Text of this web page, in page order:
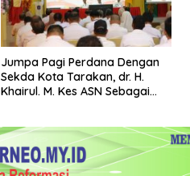
Jumpa Pagi Perdana Dengan
Sekda Kota Tarakan, dr. H.
Khairul. M. Kes ASN Sebagai